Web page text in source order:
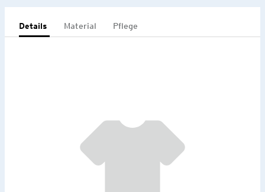
Details Material Pflege